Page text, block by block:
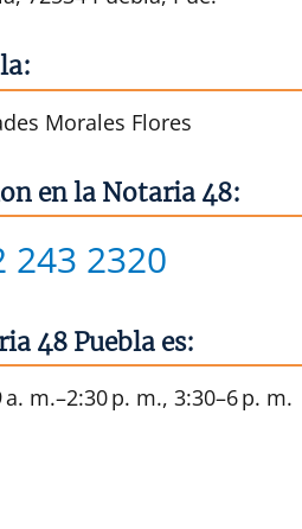
Morales Flores
en la Notaria 48:
243 2320
48 Puebla es:
m.–2:30 p. m., 3:30–6 p. m.